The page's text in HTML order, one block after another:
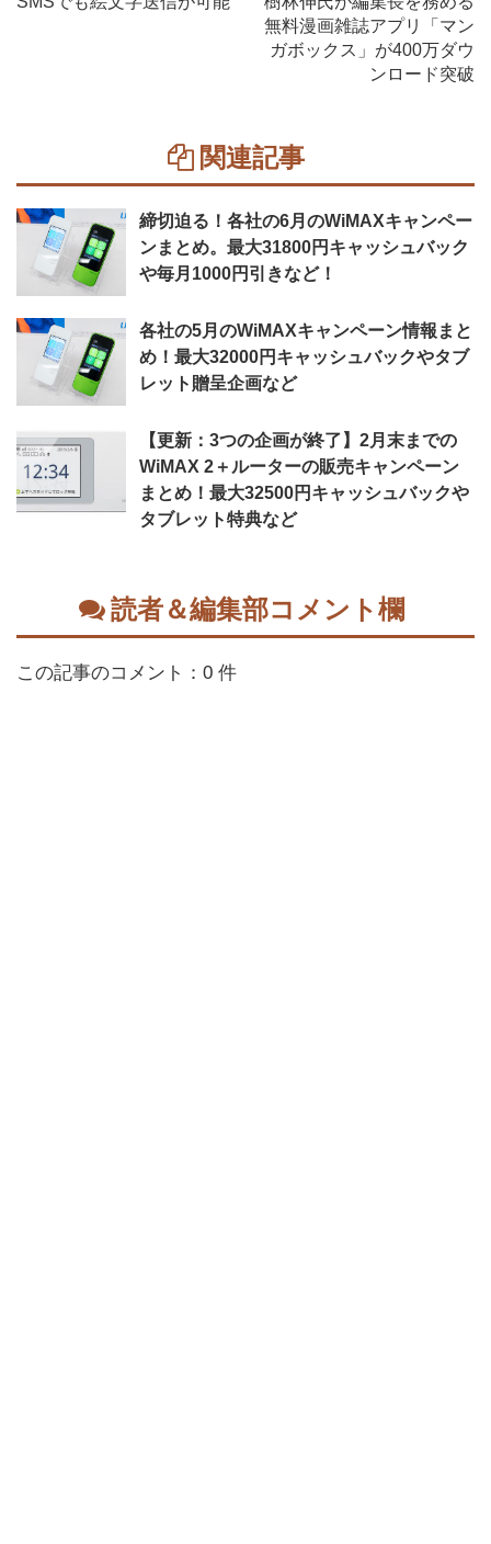
無料漫画雑誌アプリ「マン
ガボックス」が400万ダウ
ンロード突破
関連記事
締切迫る！各社の6月のWiMAXキャンペー
ンまとめ。最大31800円キャッシュバック
や毎月1000円引きなど！
各社の5月のWiMAXキャンペーン情報まと
め！最大32000円キャッシュバックやタブ
レット贈呈企画など
【更新：3つの企画が終了】2月末までの
WiMAX 2＋ルーターの販売キャンペーン
まとめ！最大32500円キャッシュバックや
タブレット特典など
読者＆編集部コメント欄
この記事のコメント：0 件